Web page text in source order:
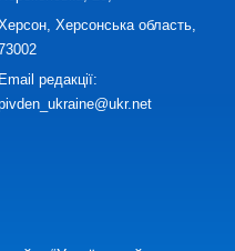
Херсонська область,
Email редакції: